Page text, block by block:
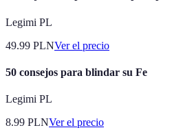
Legimi PL
49.99 PLNVer el precio
50 consejos para blindar su Fe
Legimi PL
8.99 PLNVer el precio